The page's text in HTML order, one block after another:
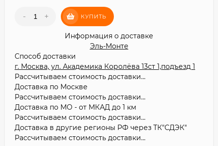
- + КУПИТЬ
Информация о доставке
Эль-Монте
Способ доставки
г. Москва, ул. Академика Королёва 13ст 1,подъезд 1
Рассчитываем стоимость доставки...
Доставка по Москве
Рассчитываем стоимость доставки...
Доставка по МО - от МКАД до 1 км
Рассчитываем стоимость доставки...
Доставка в другие регионы РФ через ТК"СДЭК"
Рассчитываем стоимость доставки...